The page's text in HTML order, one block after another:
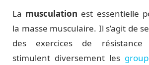
La musculation est essentielle
la masse musculaire. Il s’agit de
des exercices de
stimulent diversement les